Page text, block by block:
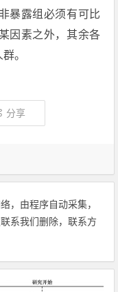
暴露组必须有可比
因素之外，其余各
。
分享
，由程序自动采集，
系我们删除，联系方